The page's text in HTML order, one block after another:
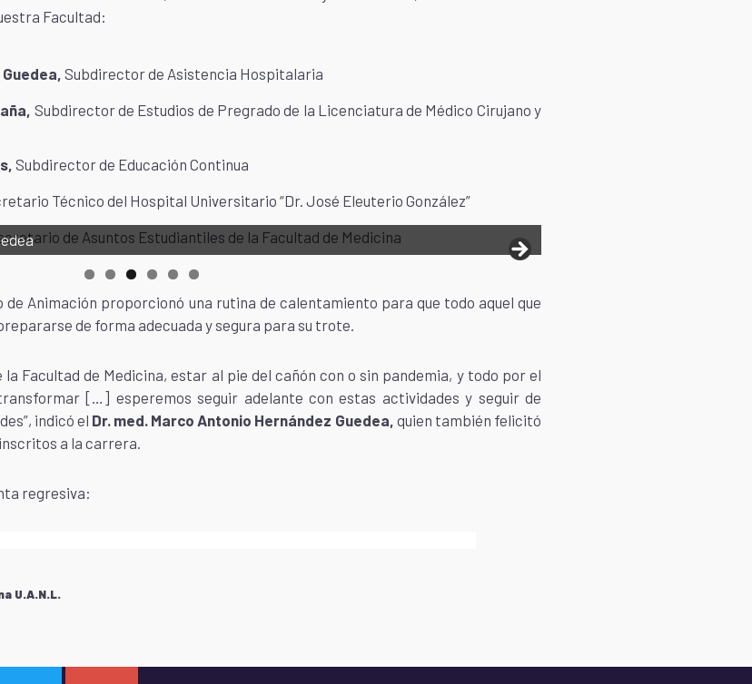
Facultad:
Subdirector de Asistencia Hospitalaria
Subdirector de Estudios de Pregrado de la Licenciatura de Médico Cirujano y
Subdirector de Educación Continua
Técnico del Hospital Universitario “Dr. José Eleuterio González”
de Asuntos Estudiantiles de la Facultad de Medicina
Animación proporcionó una rutina de calentamiento para que todo aquel que
de forma adecuada y segura para su trote.
la Facultad de Medicina, estar al pie del cañón con o sin pandemia, y todo por el
[…] esperemos seguir adelante con estas actividades y seguir de
indicó el Dr. med. Marco Antonio Hernández Guedea, quien también felicitó
a la carrera.
regresiva:
U.A.N.L.